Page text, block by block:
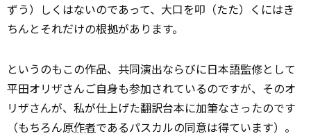
ずう）しくはないのであって、大口を叩（たた）くにはき
ちんとそれだけの根拠があります。
というのもこの作品、共同演出ならびに日本語監修として
平田オリザさんご自身も参加されているのですが、そのオ
リザさんが、私が仕上げた翻訳台本に加筆なさったのです
（もちろん原作者であるパスカルの同意は得ています）。